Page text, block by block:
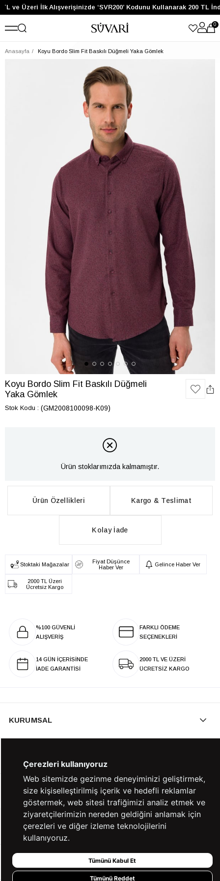
ve Üzeri İlk Alışverişinizde ‘SVR200’ Kodunu Kullanarak 200 TL
0
Anasayfa Koyu Bordo Slim Fit Baskılı Düğmeli Yaka Gömlek
Koyu Bordo Slim Fit Baskılı Düğmeli
Yaka Gömlek
Stok Kodu (GM2008100098-K09)
Ürün stoklarımızda kalmamıştır.
Ürün Özellikleri Kargo & Teslimat
Kolay İade
Stoktaki Mağazalar
Fiyat Düşünce
Haber Ver
Gelince Haber Ver
2000 TL Üzeri
Ücretsiz Kargo
%100 GÜVENLİ
ALIŞVERİŞ
FARKLI ÖDEME
SEÇENEKLERİ
14 GÜN İÇERİSİNDE
İADE GARANTİSİ
2000 TL VE ÜZERİ
ÜCRETSİZ KARGO
KURUMSAL
YARDIM
BİZE ULAŞIN
HIZLI ERİŞİM
Çerezleri kullanıyoruz
Web sitemizde gezinme deneyiminizi geliştirmek,
size kişiselleştirilmiş içerik ve hedefli reklamlar
göstermek, web sitesi trafiğimizi analiz etmek ve
ziyaretçilerimizin nereden geldiğini anlamak için
çerezleri ve diğer izleme teknolojilerini
kullanıyoruz.
Tümünü Kabul Et
Tümünü Reddet